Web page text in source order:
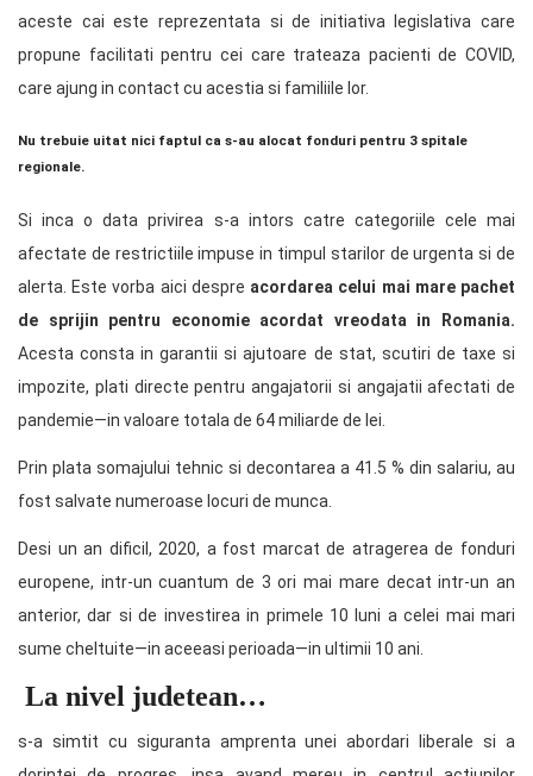
aceste cai este reprezentata si de initiativa legislativa care
propune facilitati pentru cei care trateaza pacienti de COVID,
care ajung in contact cu acestia si familiile lor.
Nu trebuie uitat nici faptul ca s-au alocat fonduri pentru 3 spitale
regionale.
Si inca o data privirea s-a intors catre categoriile cele mai
afectate de restrictiile impuse in timpul starilor de urgenta si de
alerta. Este vorba aici despre acordarea celui mai mare pachet
de sprijin pentru economie acordat vreodata in Romania.
Acesta consta in garantii si ajutoare de stat, scutiri de taxe si
impozite, plati directe pentru angajatorii si angajatii afectati de
pandemie—in valoare totala de 64 miliarde de lei.
Prin plata somajului tehnic si decontarea a 41.5 % din salariu, au
fost salvate numeroase locuri de munca.
Desi un an dificil, 2020, a fost marcat de atragerea de fonduri
europene, intr-un cuantum de 3 ori mai mare decat intr-un an
anterior, dar si de investirea in primele 10 luni a celei mai mari
sume cheltuite—in aceeasi perioada—in ultimii 10 ani.
La nivel judetean…
s-a simtit cu siguranta amprenta unei abordari liberale si a